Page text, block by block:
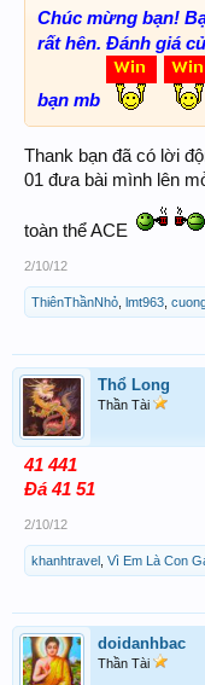
Chúc mừng bạn!
rất hên. Đánh giá
bạn mb
Thank bạn đã có lời
01 đưa bài mình lên
toàn thể ACE
2/10/12
ThiênThầnNhỏ lmt963
Thổ Long
Thần Tài
41 441
Đá 41 51
2/10/12
khanhtravel Vì Em Là Con
doidanhbac
Thần Tài